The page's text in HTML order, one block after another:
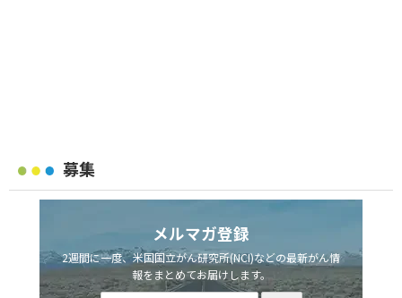
募集
メルマガ登録
2週間に一度、米国国立がん研究所(NCI)などの最新がん情
報をまとめてお届けします。